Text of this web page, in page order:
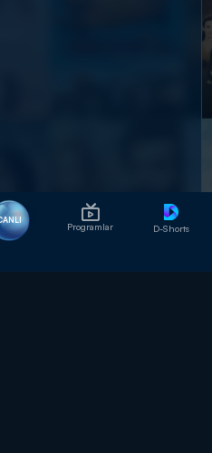
Programlar D-Shorts